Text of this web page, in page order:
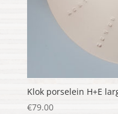
Klok porselein H+E
€79.00